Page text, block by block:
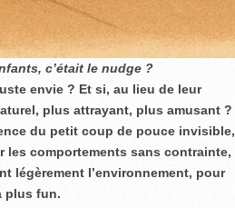
c’était le nudge ?
envie ? Et si, au lieu de leur
plus attrayant, plus amusant ?
du petit coup de pouce invisible,
les comportements sans contrainte,
légèrement l’environnement, pour
plus fun.